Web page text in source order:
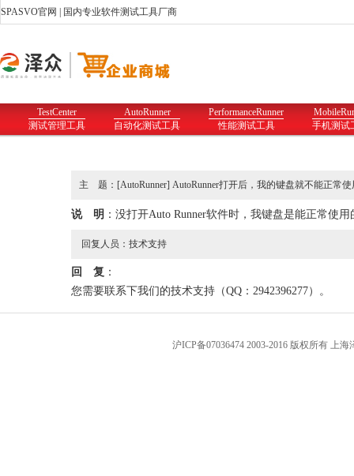
SPASVO官网 | 国内专业软件测试工具厂商
TestCenter
测试管理工具
AutoRunner
自动化测试工具
PerformanceRunner
性能测试工具
手机测试
主 题：[AutoRunner] AutoRunner打开后，我的键盘就不能正常使
说 明 ：没打开Auto Runner软件时，我键盘是能正常使用
回复人员：技术支持
回 复 ：
您需要联系下我们的技术支持（QQ：2942396277）。
沪ICP备07036474 2003-2016 版权所有 上